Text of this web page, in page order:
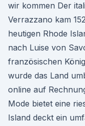
wir kommen Der
Verrazzano kam
heutigen Rhode
nach Luise von
französischen
wurde das Land
online auf
Mode bietet eine
Island deckt ein